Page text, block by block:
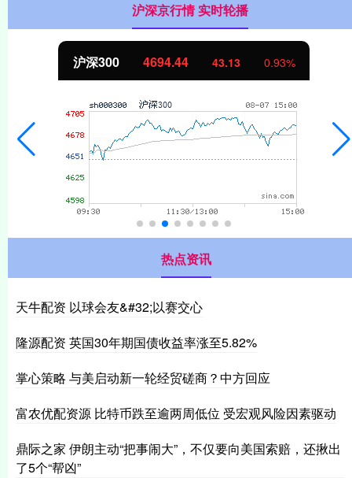
沪深京行情 实时轮播
北证50 1134.24 11.37 1.01%
热点资讯
天牛配资 以球会友&#32;以赛交心
隆源配资 英国30年期国债收益率涨至5.82%
掌心策略 与美启动新一轮经贸磋商？中方回应
富农优配资源 比特币跌至逾两周低位 受宏观风险因素驱动
鼎际之家 伊朗主动“把事闹大”，不仅要向美国索赔，还揪出
了5个“帮凶”